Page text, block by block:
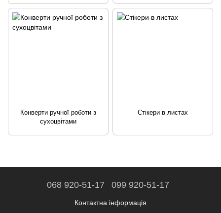
Конверти ручної роботи з
сухоцвітами
Стікери в листах
068 920-51-17 099 920-51-17
Контактна інформація